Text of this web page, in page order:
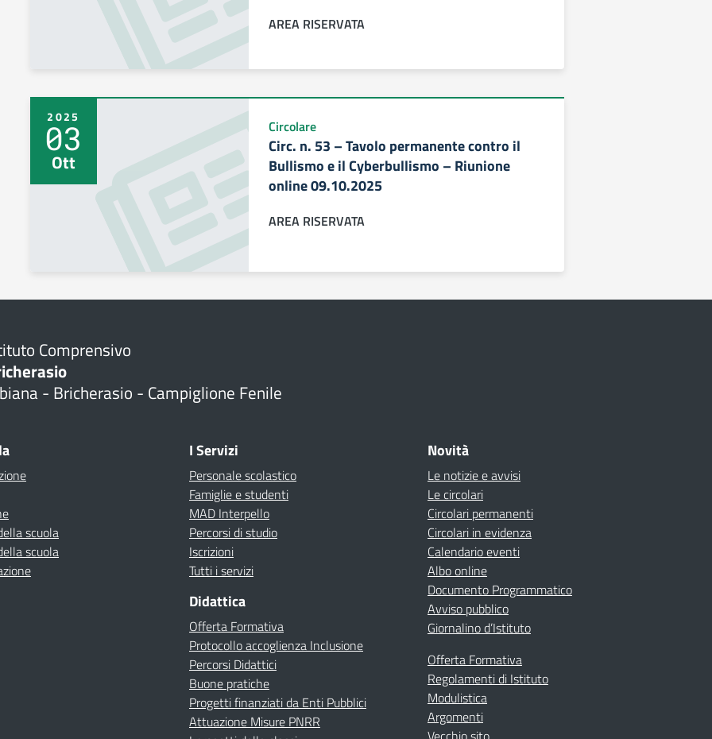
AREA RISERVATA
2025
03
Ott
Circolare
Circ. n. 53 – Tavolo permanente contro il
Bullismo e il Cyberbullismo – Riunione
online 09.10.2025
AREA RISERVATA
Comprensivo
- Bricherasio - Campiglione Fenile
scuola
scuola
I Servizi
Personale scolastico
Famiglie e studenti
MAD Interpello
Percorsi di studio
Iscrizioni
Tutti i servizi
Didattica
Offerta Formativa
Protocollo accoglienza Inclusione
Percorsi Didattici
Buone pratiche
Progetti finanziati da Enti Pubblici
Attuazione Misure PNRR
Novità
Le notizie e avvisi
Le circolari
Circolari permanenti
Circolari in evidenza
Calendario eventi
Albo online
Documento Programmatico
Avviso pubblico
Giornalino d’Istituto
Offerta Formativa
Regolamenti di Istituto
Modulistica
Argomenti